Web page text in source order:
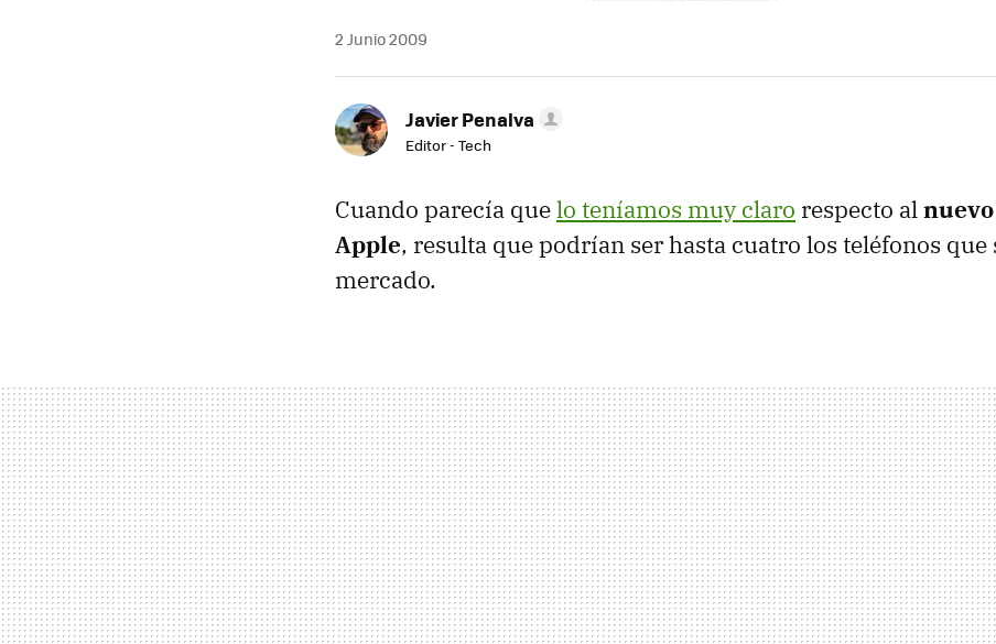
2 Junio 2009
Javier Penalva
Editor - Tech
Cuando parecía quelo teníamos muy claro respecto al
Apple, resulta que podrían ser hasta cuatro los teléfonos que
mercado.